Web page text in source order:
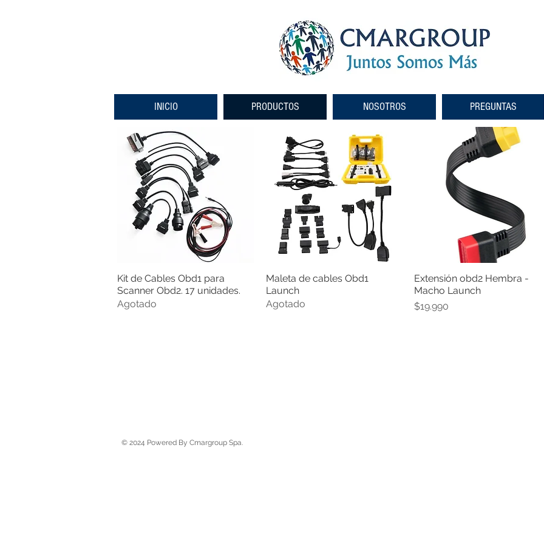
INICIO PRODUCTOS NOSOTROS PREGUNTAS
Vista rápida
Kit de Cables Obd1 para
Scanner Obd2. 17 unidades.
Agotado
Vista rápida
Maleta de cables Obd1
Launch
Agotado
Vista rápida
Extensión obd2 Hembra -
Macho Launch
Precio
$19.990
© 2024 Powered By Cmargroup Spa.